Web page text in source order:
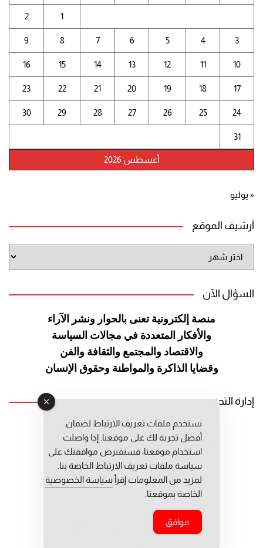
أغسطس 2026
1
2
3
4
5
6
7
8
9
10
11
12
13
14
15
16
17
18
19
20
21
22
23
24
25
26
27
28
29
30
31
« يوليو
أرشيف الموقع
الموقع
السؤال الآن
منصة إلكترونية تعنى بالحوار ونشر الآراء
والأفكار المتعددة في مجالات السياسة
والاقتصاد والمجتمع والثقافة والفن
وقضايا الذاكرة والمواطنة وحقوق الإنسان
إدارة التحرير
رئيس التحرير: عبد الرحيم التوراني
رئيس التحرير المساعد: المعطي قبال
مديرة التحرير: فاطمة حوحو
جميع حقوق النشر محفوظة © 2026
نستخدم ملفات تعريف الارتباط لضمان
أفضل تجربة لك على موقعنا. إذا واصلت
استخدام موقعنا، فسنفترض موافقتك على
سياسة ملفات تعريف الارتباط الخاصة بنا.
لمزيد من المعلومات إقرأ سياسة الخصوصية
الخاصة بموقعنا.
موافق